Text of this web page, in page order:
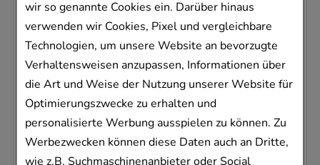
wir so genannte Cookies ein. Darüber hinaus
verwenden wir Cookies, Pixel und vergleichbare
Technologien, um unsere Website an bevorzugte
Verhaltensweisen anzupassen, Informationen über
die Art und Weise der Nutzung unserer Website für
Optimierungszwecke zu erhalten und
personalisierte Werbung ausspielen zu können. Zu
Werbezwecken können diese Daten auch an Dritte,
wie z.B. Suchmaschinenanbieter oder Social
MERIDOL Zahnbürste mittel
CP GABA GmbH
1St
Zahnbürste
09529073
Sofort lieferbar
5,64 €pro 1 Stk